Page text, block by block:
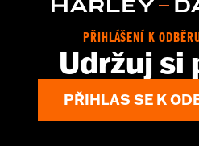
Pant Style:Traditional
Dry
Nylon
PŘIHLÁŠENÍ K
Udržuj si
PŘIHLAS SE K